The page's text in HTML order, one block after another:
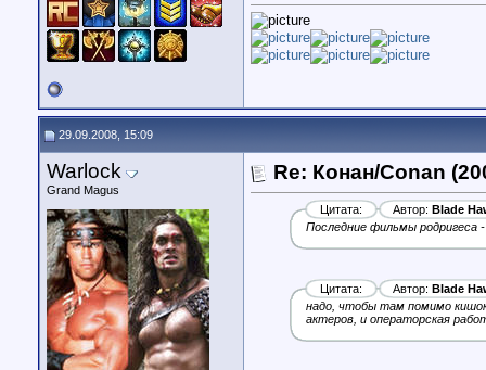
29.09.2008, 15:09
Warlock
Grand Magus
Re: Конан/Conan
Цитата: Автор: Blade
Последние фильмы родригеса
Цитата: Автор: Blade
надо, чтобы там помимо
актеров, и операторская